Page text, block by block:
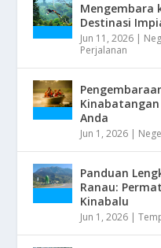
Mengembara
Destinasi
Jun 11, 2026
Perjalanan
Kinabatangan
Anda
Jun 1, 2026
Panduan
Ranau:
Kinabalu
Jun 1, 2026 |